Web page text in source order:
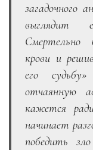
загадочного
выглядит
Смертельно
крови и
его судьбу»
отчаянную
кажется
начинает
победить